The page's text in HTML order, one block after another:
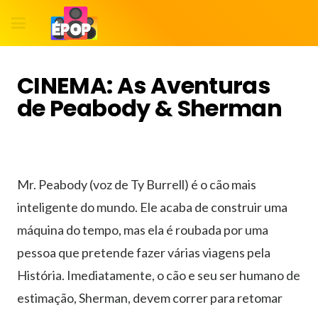
CINEMA: As Aventuras
de Peabody & Sherman
Mr. Peabody (voz de Ty Burrell) é o cão mais
inteligente do mundo. Ele acaba de construir uma
máquina do tempo, mas ela é roubada por uma
pessoa que pretende fazer várias viagens pela
História. Imediatamente, o cão e seu ser humano de
estimação, Sherman, devem correr para retomar